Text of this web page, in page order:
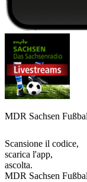
MDR Sachsen
Scansione il codice,
scarica l'app,
ascolta.
MDR Sachsen